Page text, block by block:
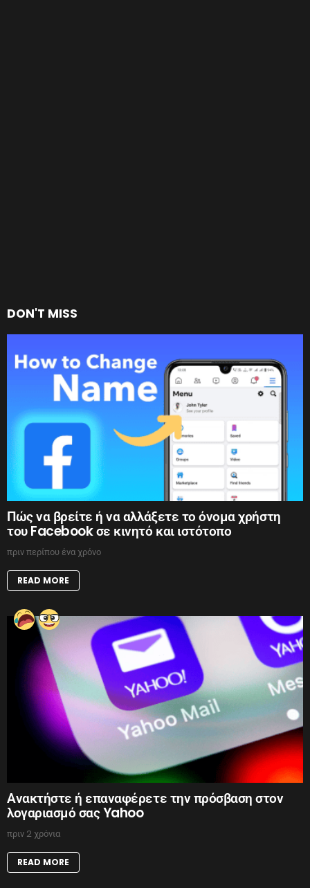
DON'T MISS
Πώς να βρείτε ή να αλλάξετε το όνομα χρήστη
του Facebook σε κινητό και ιστότοπο
πριν περίπου ένα χρόνο
READ MORE
Ανακτήστε ή επαναφέρετε την πρόσβαση στον
λογαριασμό σας Yahoo
πριν 2 χρόνια
READ MORE